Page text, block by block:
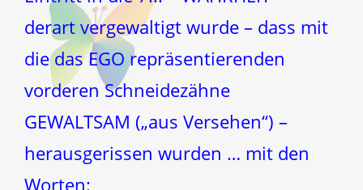
derart vergewaltigt wurde – dass mit
die das EGO repräsentierenden
vorderen Schneidezähne
GEWALTSAM („aus Versehen“) –
herausgerissen wurden … mit den
Worten: